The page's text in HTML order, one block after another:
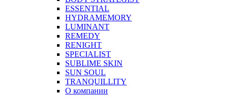
ESSENTIAL
HYDRAMEMORY
LUMINANT
REMEDY
RENIGHT
SPECIALIST
SUBLIME SKIN
SUN SOUL
TRANQUILLITY
О компании